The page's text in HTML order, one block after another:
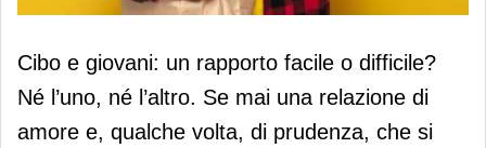
Alimentare: un'equazione
impossibile?
Cibo e giovani: un rapporto facile o difficile?
Né l’uno, né l’altro. Se mai una relazione di
amore e, qualche volta, di prudenza, che si